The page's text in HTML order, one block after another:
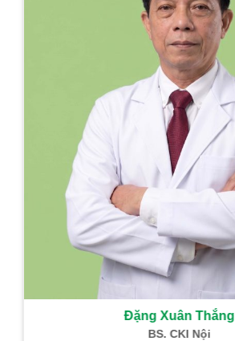
Đặng Xuân Thắng
BS. CKI Nội